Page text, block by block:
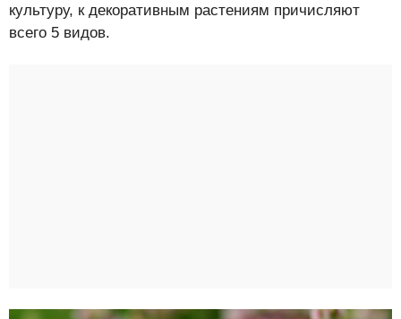
культуру, к декоративным растениям причисляют
всего 5 видов.